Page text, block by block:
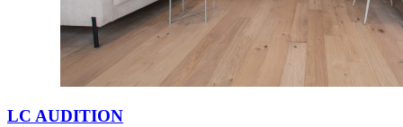
Fermé
Fermé
LC AUDITION